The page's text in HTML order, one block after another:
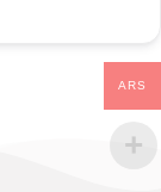
ARS